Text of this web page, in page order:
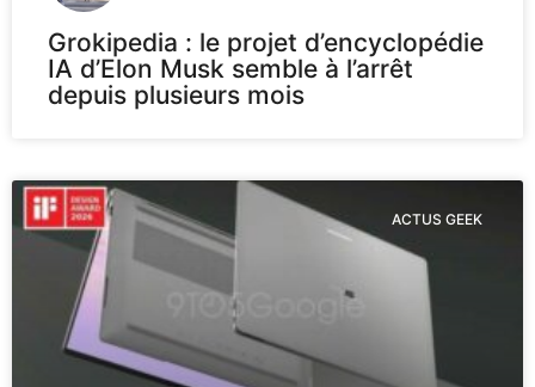
Grokipedia : le projet d’encyclopédie
IA d’Elon Musk semble à l’arrêt
depuis plusieurs mois
ACTUS GEEK